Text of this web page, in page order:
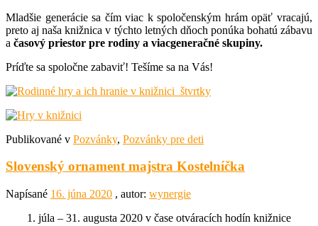
Mladšie generácie sa čím viac k spoločenským hrám opäť vracajú,
preto aj naša knižnica v týchto letných dňoch ponúka bohatú zábavu
a časový priestor pre rodiny a viacgeneračné skupiny.
Príďte sa spoločne zabaviť! Tešíme sa na Vás!
Publikované v Pozvánky, Pozvánky pre deti
Slovenský ornament majstra Kostelníčka
Napísané 16. júna 2020 , autor: wynergie
1. júla – 31. augusta 2020 v čase otváracích hodín knižnice